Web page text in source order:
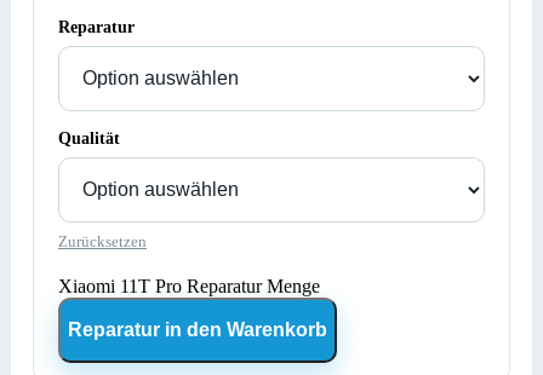
Reparatur
Qualität
Zurücksetzen
Xiaomi 11T Pro Reparatur Menge
Reparatur in den Warenkorb